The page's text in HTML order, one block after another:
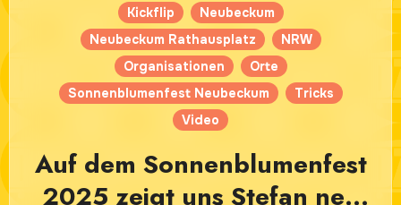
Kickflip
Neubeckum
Neubeckum Rathausplatz
NRW
Organisationen
Orte
Sonnenblumenfest Neubeckum
Tricks
Video
Auf dem Sonnenblumenfest
2025 zeigt uns Stefan nen